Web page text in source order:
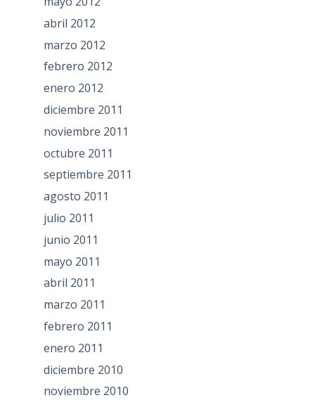
abril 2012
marzo 2012
febrero 2012
enero 2012
diciembre 2011
noviembre 2011
octubre 2011
septiembre 2011
agosto 2011
julio 2011
junio 2011
mayo 2011
abril 2011
marzo 2011
febrero 2011
enero 2011
diciembre 2010
noviembre 2010